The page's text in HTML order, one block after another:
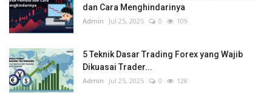
dan Cara Menghindarinya
Admin Jul 25, 2025 0 109
5 Teknik Dasar Trading Forex yang Wajib
Dikuasai Trader...
Admin Jul 25, 2025 0 128